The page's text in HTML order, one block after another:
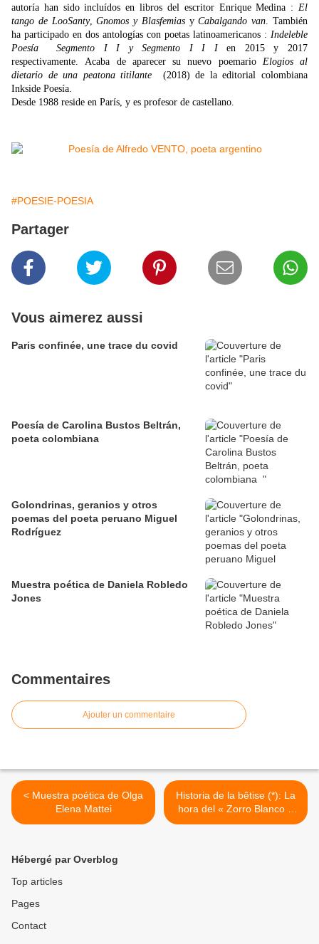
autoría han sido incluídos en libros del escritor Enrique Medina :El
tango de LooSanty,Gnomos y Blasfemias yCabalgando van. También
ha participado en dos antologías con poetas latinoamericanos : Indeleble
Poesía Segmento I I y
Segmento I I Ien 2015 y 2017
respectivamente.
Acaba de aparecer su nuevo poemario Elogios al
dietario de una peatona titilante (2018) de la editorial colombiana
Inkside Poesía.
Desde 1988 reside en París, y es profesor de castellano.
#POESIE-POESIA
Partager
Vous aimerez aussi
Paris confinée, une trace du covid
Poesía de Carolina Bustos Beltrán,
poeta colombiana
Golondrinas, geranios y otros
poemas del poeta peruano Miguel
Rodríguez
Muestra poética de Daniela Robledo
Jones
Commentaires
Ajouter un commentaire
< Muestra poética de Olga
Elena Mattei
Historia de la bêtise (*): La
hora del « Zorro Blanco »
en El rumor de las aguas
Hébergé par Overblog
Top articles
Pages
Contact